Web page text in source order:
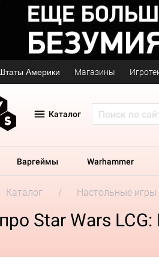
Америки Магазины
Каталог
Варгеймы Warhammer
Каталог Настольные игры
Star Wars